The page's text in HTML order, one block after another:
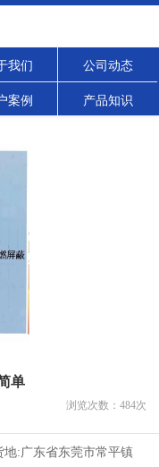
我们 公司动态
案例 产品知识
单
浏览次数： 484次
地:广东省东莞市常平镇